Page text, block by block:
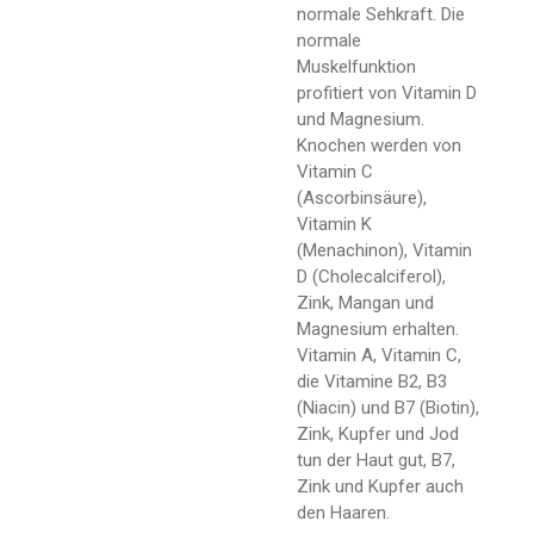
normale Sehkraft. Die
normale
Muskelfunktion
profitiert von Vitamin D
und Magnesium.
Knochen werden von
Vitamin C
(Ascorbinsäure),
Vitamin K
(Menachinon), Vitamin
D (Cholecalciferol),
Zink, Mangan und
Magnesium erhalten.
Vitamin A, Vitamin C,
die Vitamine B2, B3
(Niacin) und B7 (Biotin),
Zink, Kupfer und Jod
tun der Haut gut, B7,
Zink und Kupfer auch
den Haaren.